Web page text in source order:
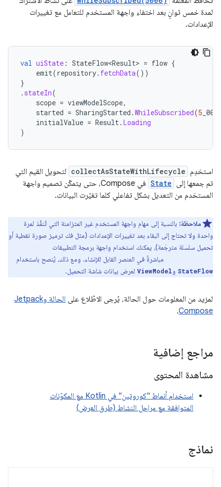
لمدة خمس ثوانٍ بعد اختفاء واجهة المستخدم للتعامل مع تغييرات
الإعدادات.
val uiState : StateFlow<Result> = flow {
emit(repository. fetchData())
}
. stateIn(
scope = viewModelScope,
started = SharingStarted .WhileSubscribed(5 _000
initialValue = Result. Loading
)
استخدِم collectAsStateWithLifecycle لتحويل القيم التي
تم جمعها إلى State
في Compose، حتى يتمكّن تصميم واجهة
المستخدم من التعديل بشكل تفاعلي كلما تغيّرت البيانات.
ملاحظة: بالنسبة إلى مهام واجهة المستخدم غير المتزامنة التي تُنفَّذ لمرة
واحدة ولا تحتاج إلى البقاء بعد تغييرات الإعدادات (مثل فك ترميز صورة نقطية أو
تحميل سلسلة مترجَمة)، يمكنك استخدام واجهة برمجة التطبيقات
مباشرةً في العنصر القابل للإنشاء. ومع ذلك، يُنصح باستخدام
StateFlow وViewModel لعرض بيانات شاشة التحميل.
لمزيد من المعلومات حول الحالة، يُرجى الاطّلاع على
الحالة وJetpack
Compose
.
مراجع إضافية
مشاهدة المحتوى
استخدام أنماط "كوروتين" في Kotlin مع المكوّنات
المتوافقة مع مراحل النشاط (طرق العرض)
نماذج